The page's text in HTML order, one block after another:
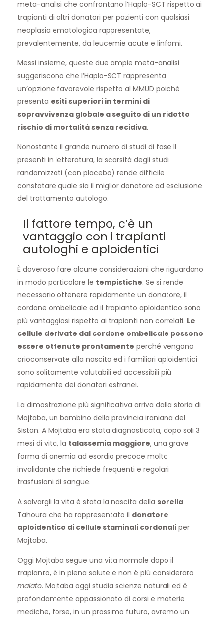
meta-analisi che confrontano l’Haplo-SCT rispetto ai
trapianti di altri donatori per pazienti con qualsiasi
neoplasia ematologica rappresentate,
prevalentemente, da leucemie acute e linfomi.
Messi insieme, queste due ampie meta-analisi
suggeriscono che l’Haplo-SCT rappresenta
un’opzione favorevole rispetto al MMUD poiché
presenta esiti superiori in termini di
sopravvivenza globale a seguito di un ridotto
rischio di mortalità senza recidiva.
Nonostante il grande numero di studi di fase II
presenti in letteratura, la scarsità degli studi
randomizzati (con placebo) rende difficile
constatare quale sia il miglior donatore ad esclusione
del trattamento autologo.
Il fattore tempo, c’è un
vantaggio con i trapianti
autologhi e aploidentici
È doveroso fare alcune considerazioni che riguardano
in modo particolare le tempistiche. Se si rende
necessario ottenere rapidamente un donatore, il
cordone ombelicale ed il trapianto aploidentico sono
più vantaggiosi rispetto ai trapianti non correlati. Le
cellule derivate dal cordone ombelicale possono
essere ottenute prontamente perché vengono
crioconservate alla nascita ed i familiari aploidentici
sono solitamente valutabili ed accessibili più
rapidamente dei donatori estranei.
La dimostrazione più significativa arriva dalla storia di
Mojtaba, un bambino della provincia iraniana del
Sistan. A Mojtaba era stata diagnosticata, dopo soli 3
mesi di vita, la talassemia maggiore, una grave
forma di anemia ad esordio precoce molto
invalidante che richiede frequenti e regolari
trasfusioni di sangue.
A salvargli la vita è stata la nascita della sorella
Tahoura che ha rappresentato il donatore
aploidentico di cellule staminali cordonaliper
Mojtaba.
Oggi Mojtaba segue una vita normale dopo il
trapianto, è in piena salute e non è più considerato
malato. Mojtaba oggi studia scienze naturali ed è
profondamente appassionato di corsi e materie
mediche, forse, in un prossimo futuro, avremo un